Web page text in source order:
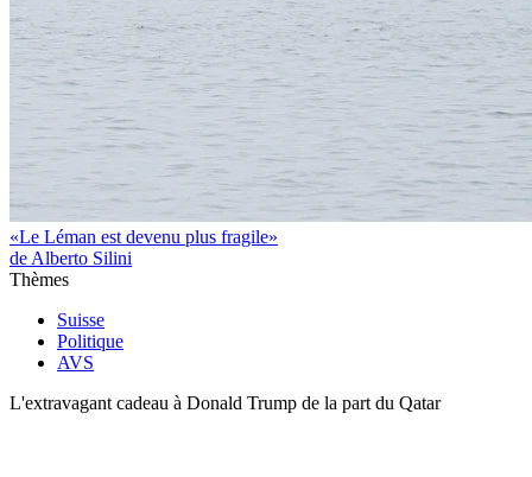
«Le Léman est devenu plus fragile»
de Alberto Silini
Thèmes
Suisse
Politique
AVS
L'extravagant cadeau à Donald Trump de la part du Qatar